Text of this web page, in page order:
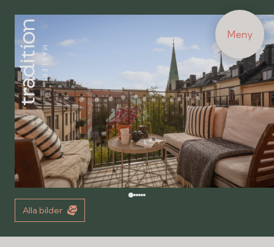
Meny
Alla bilder